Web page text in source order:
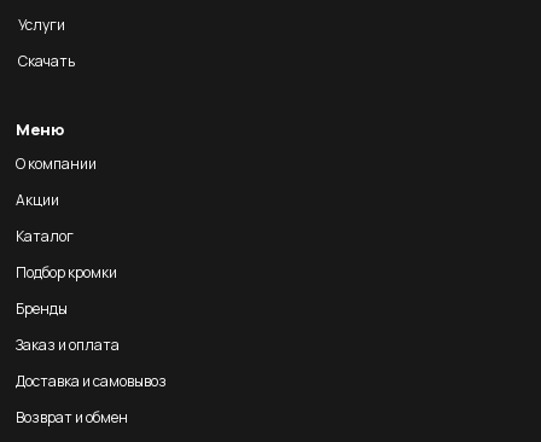
Услуги
Скачать
Меню
О компании
Акции
Каталог
Подбор кромки
Бренды
Заказ и оплата
Доставка и самовывоз
Возврат и обмен